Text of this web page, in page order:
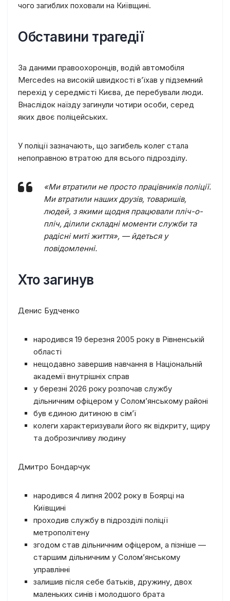
чого загиблих поховали на Київщині.
Обставини трагедії
За даними правоохоронців, водій автомобіля
Mercedes на високій швидкості в’їхав у підземний
перехід у середмісті Києва, де перебували люди.
Внаслідок наїзду загинули чотири особи, серед
яких двоє поліцейських.
У поліції зазначають, що загибель колег стала
непоправною втратою для всього підрозділу.
«Ми втратили не просто працівників поліції.
Ми втратили наших друзів, товаришів,
людей, з якими щодня працювали пліч-о-
пліч, ділили складні моменти служби та
радісні миті життя», — йдеться у
повідомленні.
Хто загинув
Денис Будченко
народився 19 березня 2005 року в Рівненській
області
нещодавно завершив навчання в Національній
академії внутрішніх справ
у березні 2026 року розпочав службу
дільничним офіцером у Солом’янському районі
був єдиною дитиною в сім’ї
колеги характеризували його як відкриту, щиру
та доброзичливу людину
Дмитро Бондарчук
народився 4 липня 2002 року в Боярці на
Київщині
проходив службу в підрозділі поліції
метрополітену
згодом став дільничним офіцером, а пізніше —
старшим дільничним у Солом’янському
управлінні
залишив після себе батьків, дружину, двох
маленьких синів і молодшого брата